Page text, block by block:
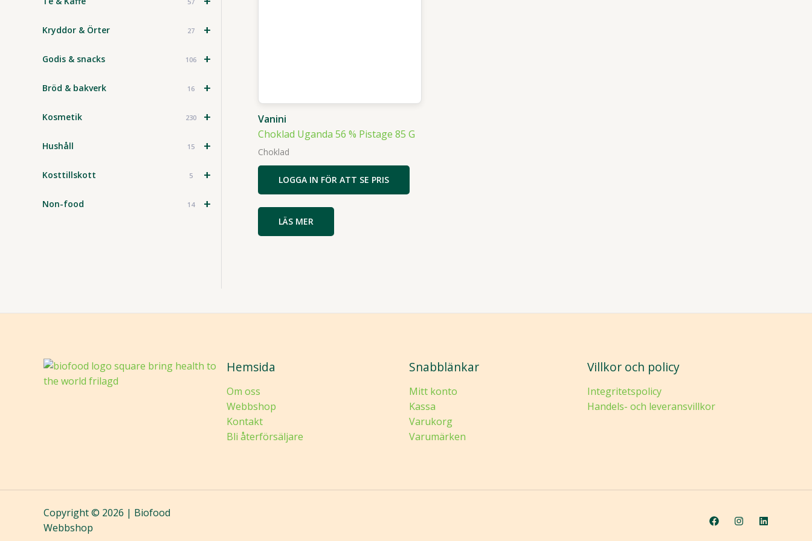
+
Kryddor & Örter 27
+
Godis & snacks 106
+
Bröd & bakverk 16
+
Kosmetik 230
+
Hushåll 15
+
Kosttillskott 5
+
Non-food 14
Vanini
Choklad Uganda 56 % Pistage 85 G
Choklad
LOGGA IN FÖR ATT SE PRIS
LÄS MER
Hemsida
Om oss
Webbshop
Kontakt
Bli återförsäljare
Snabblänkar
Mitt konto
Kassa
Varukorg
Varumärken
Villkor och policy
Integritetspolicy
Handels- och leveransvillkor
Copyright © 2026 | Biofood
Webbshop